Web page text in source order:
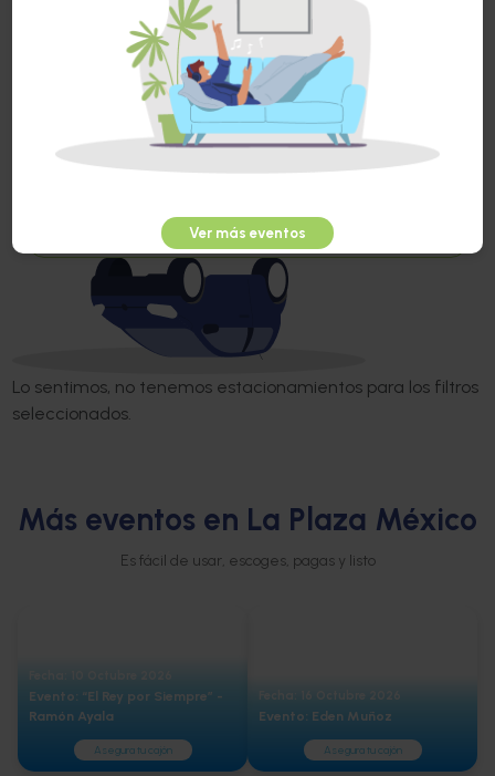
Quedan sólo 25 lugares Estaciona desde
Parking FILADELFIA,Filadelfia 115, Nápoles
1600 mts / 19 min del evento
Sin lugares disponibles
Vehículos permitidos:
Lo sentimos, no tenemos estacionamientos para los filtros
seleccionados.
Ver más eventos
Más eventos en La Plaza México
Es fácil de usar, escoges, pagas y listo
Evento: “El Rey por Siempre” -
Ramón Ayala
Asegura tu cajón
Evento: Eden Muñoz
Asegura tu cajón